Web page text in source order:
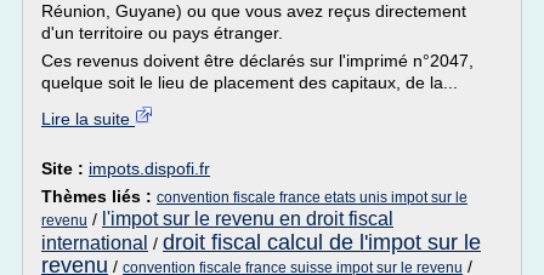
Réunion, Guyane) ou que vous avez reçus directement
d'un territoire ou pays étranger.
Ces revenus doivent être déclarés sur l'imprimé n°2047,
quelque soit le lieu de placement des capitaux, de la...
Lire la suite
Site : impots.dispofi.fr
Thèmes liés : convention fiscale france etats unis impot sur le
revenu / l'impot sur le revenu en droit fiscal
international / droit fiscal calcul de l'impot sur le
revenu / convention fiscale france suisse impot sur le revenu /